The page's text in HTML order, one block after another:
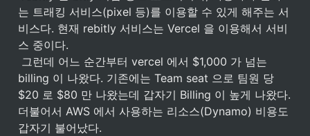
는 트래킹 서비스(pixel 등)를 이용할 수 있게 해주는 서
비스다. 현재 rebitly 서비스는 Vercel 을 이용해서 서비
스 중이다.
billing 이 나왔다. 기존에는 Team seat 으로 팀원 당
$20 로 $80 만 나왔는데 갑자기 Billing 이 높게 나왔다.
더불어서 AWS 에서 사용하는 리소스(Dynamo) 비용도
갑자기 불어났다.